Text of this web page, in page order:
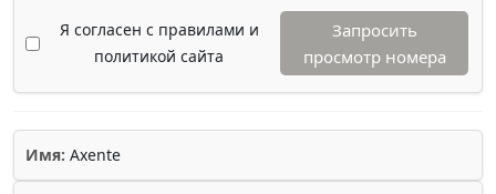
Я согласен с правилами и
политикой сайта
Запросить
просмотр номера
Имя: Axente